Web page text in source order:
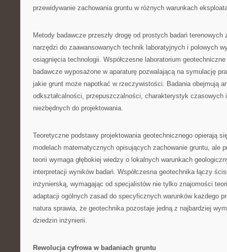
przewidywanie zachowania gruntu w różnych warunkach
Metody badawcze przeszły drogę od prostych badań
narzędzi do zaawansowanych technik laboratyjnych i polowych
osiągnięcia technologii. Współczesne laboratorium
badawcze wyposażone w aparaturę pozwalającą na symulację
jakie grunt może napotkać w rzeczywistości. Badania obejmują
odkształcalności, przepuszczalności, charakterystyk czasowych
niezbędnych do projektowania.
Teoretyczne podstawy projektowania geotechnicznego opierają
modelach matematycznych opisujących zachowanie gruntu, ale
teorii wymaga głębokiej wiedzy o lokalnych warunkach
interpretacji wyników badań. Współczesna geotechnika łączy
inżynierską, wymagając od specjalistów nie tylko znajomości
adaptacji ogólnych zasad do specyficznych warunków każdego
natura sprawia, że geotechnika pozostaje jedną z najbardziej
dziedzin inżynierii.
Rewolucja cyfrowa w badaniach gruntu